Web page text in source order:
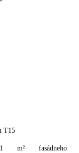
T15
m² fasádneho